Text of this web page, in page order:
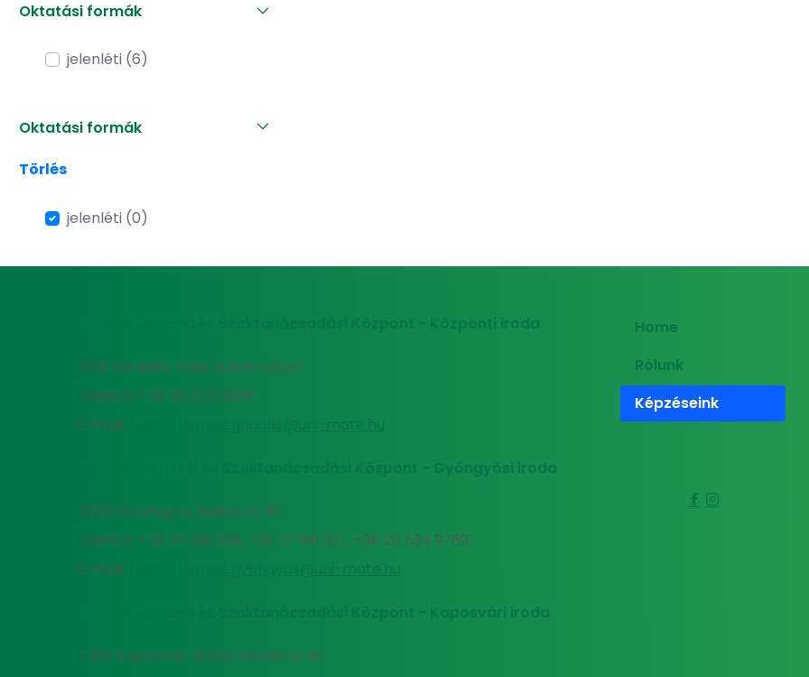
Oktatási formák
jelenléti (6)
Oktatási formák
Törlés
jelenléti (0)
2100 Gödöllő, Páter Károly utca 1.
Telefon: +36 30 272 0206
E-mail:
MATE Felnőttképzési és Szaktanácsadási Központ - Gyöngyösi iroda
3200 Gyöngyös, Mátrai út 36.
Telefon: +36 37 518 326, +36 37 518 327, +36 20 534 9789
E-mail:
7400 Kaposvár, Guba Sándor u. 40.
Home
Rólunk
Képzéseink